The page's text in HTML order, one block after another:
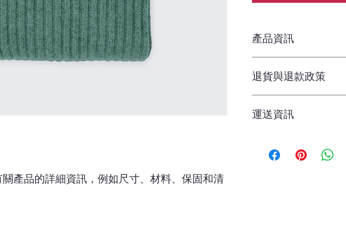
產品的詳細資訊，例如尺寸、材料、保固和清
產品資訊
寸、材料、保固和清
品的獨特之處，以及
能在購買之前清楚了
客有信心和决心購買
退貨與退款政策
產品。撰寫政策時，
運送資訊
的資訊。撰寫政策